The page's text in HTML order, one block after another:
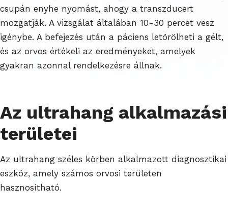
csupán enyhe nyomást, ahogy a transzducert
mozgatják. A vizsgálat általában 10-30 percet vesz
igénybe. A befejezés után a páciens letörölheti a gélt,
és az orvos értékeli az eredményeket, amelyek
gyakran azonnal rendelkezésre állnak.
Az ultrahang alkalmazási
területei
Az ultrahang széles körben alkalmazott diagnosztikai
eszköz, amely számos orvosi területen
hasznosítható.